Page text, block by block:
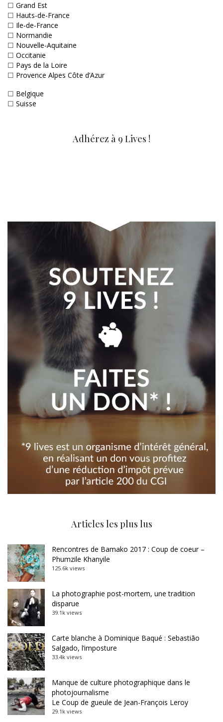
☐ Grand Est
☐ Hauts-de-France
☐ Ile-de-France
☐ Normandie
☐ Nouvelle-Aquitaine
☐ Occitanie
☐ Pays de la Loire
☐ Provence Alpes Côte d’Azur
☐ Belgique
☐ Suisse
Adhérez à 9 Lives !
Articles les plus lus
Rencontres de Bamako 2017 : Coup de coeur –
Phumzile Khanyile
125.6k views
La photographie post-mortem, une tradition
disparue
39.1k views
Carte blanche à Dominique Baqué : Sebastião
Salgado, l’imposture
33.4k views
Manque de culture photographique dans le
photojournalisme
Le Coup de gueule de Jean-François Leroy
29.1k views